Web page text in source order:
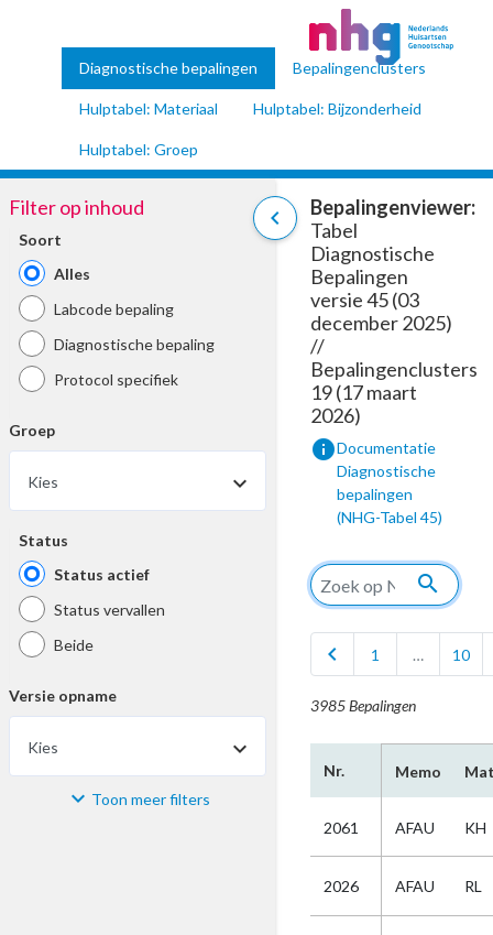
Diagnostische bepalingen Bepalingenclusters
Hulptabel: Materiaal Hulptabel: Bijzonderheid
Hulptabel: Groep
chevron_left
Filter op inhoud
Soort
Alles
Labcode bepaling
Diagnostische bepaling
Protocol specifiek
Groep
Kies
Status
Status actief
Status vervallen
Beide
Versie opname
Kies
Materiaal Toon meer filters
Bepalingenviewer:
Tabel
Diagnostische
Bepalingen
versie 45 (03
december 2025)
//
Bepalingenclusters
19 (17 maart
2026)
infoDocumentatie
Diagnostische
bepalingen
(NHG-Tabel 45)
search
chevron_left 1 … 10
3985 Bepalingen
Nr. Memo
2061 AFAU KH
2026 AFAU RL